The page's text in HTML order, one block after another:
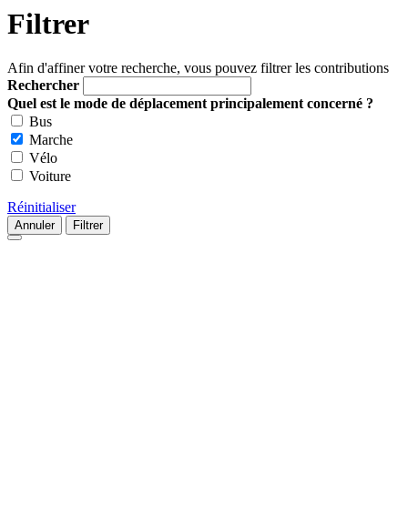
Filtrer
Afin d'affiner votre recherche, vous pouvez filtrer les contributions
Rechercher
Quel est le mode de déplacement principalement concerné ?
Bus
Marche
Vélo
Voiture
Réinitialiser
Annuler Filtrer